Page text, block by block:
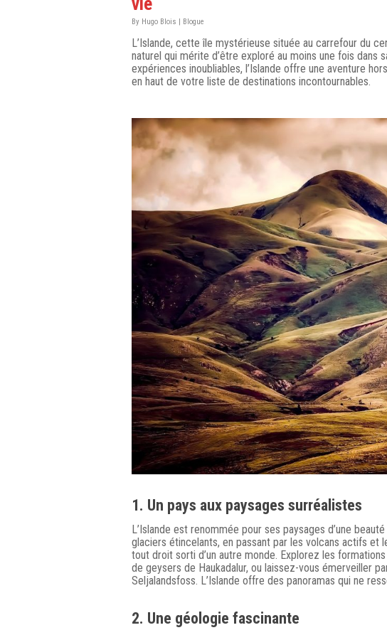
By Hugo Blois Blogue
L’Islande, cette île mystérieuse située au carrefour du
naturel qui mérite d’être exploré au moins une fois dans
expériences inoubliables, l’Islande offre une aventure
en haut de votre liste de destinations incontournables.
1. Un pays aux paysages surréalistes
L’Islande est renommée pour ses paysages d’une
glaciers étincelants, en passant par les volcans actifs et
tout droit sorti d’un autre monde. Explorez les
de geysers de Haukadalur, ou laissez-vous émerveiller
Seljalandsfoss. L’Islande offre des panoramas qui ne
2. Une géologie fascinante